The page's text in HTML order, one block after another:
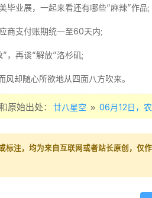
毕业展，一起来看还有哪些“麻辣”作品;
商支付账期统一至60天内;
，再谈“解放”洛杉矶;
风却随心所欲地从四面八方吹来。
原始出处： 廿八星空 » 06月12日，
标注，均为来自互联网或者站长原创，